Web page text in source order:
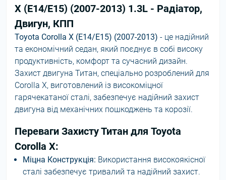
X (E14/E15) (2007-2013) 1.3L - Радіатор,
Двигун, КПП
Toyota Corolla X (E14/E15) (2007-2013) - це надійний
та економічний седан, який поєднує в собі високу
продуктивність, комфорт та сучасний дизайн.
Захист двигуна Титан, спеціально розроблений для
Corolla X, виготовлений із високоміцної
гарячекатаної сталі, забезпечує надійний захист
двигуна від механічних пошкоджень та корозії.
Переваги Захисту Титан для Toyota
Corolla X:
Міцна Конструкція: Використання високоякісної
сталі забезпечує тривалий та надійний захист.